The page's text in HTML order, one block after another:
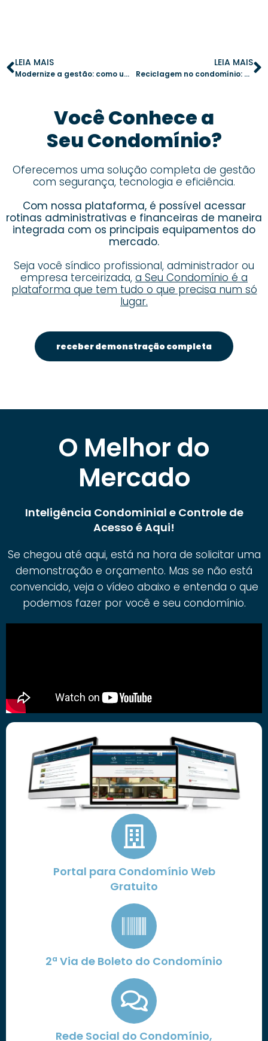
LEIA MAIS
Modernize a gestão: como um aplicativo elimina a burocracia condominial
LEIA MAIS
Reciclagem no condomínio: estratégias para engajar moradores e reduzir desperdícios
Você Conhece a
Seu Condomínio?
Oferecemos uma solução completa de gestão
com segurança, tecnologia e eficiência.
Com nossa plataforma, é possível acessar
rotinas administrativas e financeiras de maneira
integrada com os principais equipamentos do
mercado.
Seja você síndico profissional, administrador ou
empresa terceirizada, a Seu Condomínio é a
plataforma que tem tudo o que precisa num só
lugar.
receber demonstração completa
O Melhor do
Mercado
Inteligência Condominial e Controle de
Acesso é Aqui!
Se chegou até aqui, está na hora de solicitar uma
demonstração e orçamento. Mas se não está
convencido, veja o vídeo abaixo e entenda o que
podemos fazer por você e seu condomínio.
Portal para Condomínio Web
Gratuito
2ª Via de Boleto do Condomínio
Rede Social do Condomínio,